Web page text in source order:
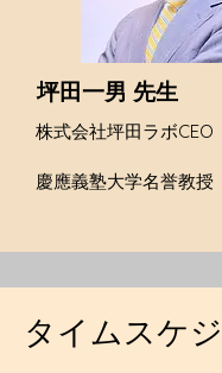
坪田一男 先生
株式会社坪田ラボCEO
慶應義塾大学名誉教授
タイムスケ